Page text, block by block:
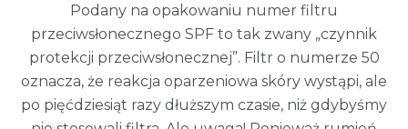
Podany na opakowaniu numer filtru
przeciwsłonecznego SPF to tak zwany „czynnik
protekcji przeciwsłonecznej”. Filtr o numerze 50
oznacza, że reakcja oparzeniowa skóry wystąpi, ale
po pięćdziesiąt razy dłuższym czasie, niż gdybyśmy